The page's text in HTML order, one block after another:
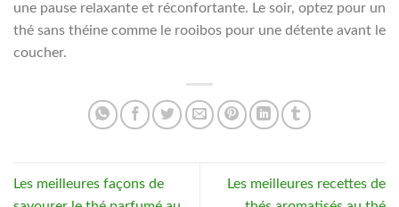
une pause relaxante et réconfortante. Le soir, optez pour un
thé sans théine comme le rooibos pour une détente avant le
coucher.
Les meilleures façons de
Les meilleures recettes de